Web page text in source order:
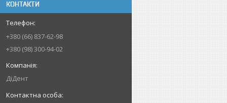
КОНТАКТИ
+380 (66) 837-62-98
+380 (98) 300-94-02
ДіДент